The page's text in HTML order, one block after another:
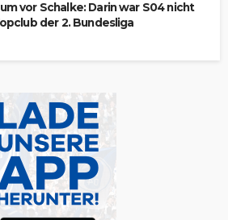
vor Schalke: Darin war S04 nicht
der 2. Bundesliga